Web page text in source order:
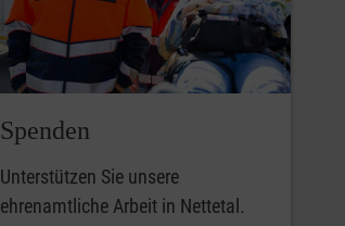
Spenden
Unterstützen Sie unsere
ehrenamtliche Arbeit in Nettetal.